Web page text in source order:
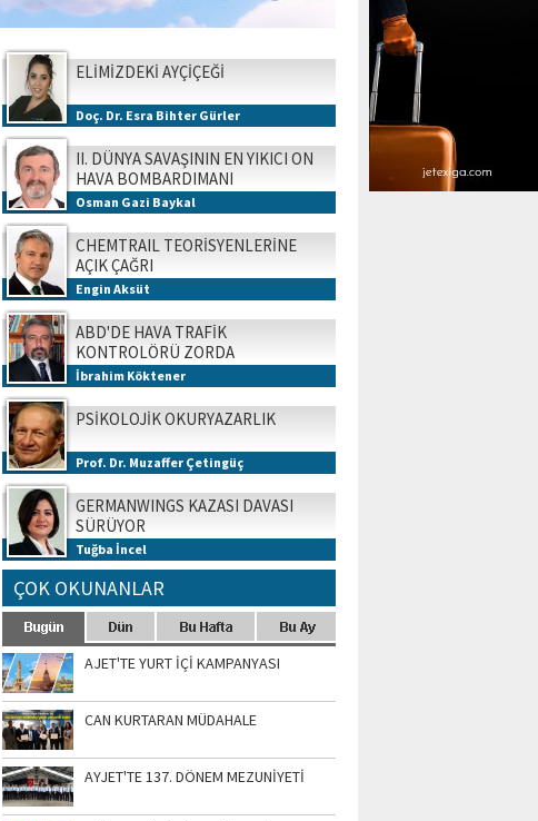
ELİMİZDEKİ AYÇİÇEĞİ
Doç. Dr. Esra Bihter Gürler
II. DÜNYA SAVAŞININ EN YIKICI ON
HAVA BOMBARDIMANI
Osman Gazi Baykal
CHEMTRAIL TEORİSYENLERİNE
AÇIK ÇAĞRI
Engin Aksüt
ABD'DE HAVA TRAFİK
KONTROLÖRÜ ZORDA
İbrahim Köktener
PSİKOLOJİK OKURYAZARLIK
Prof. Dr. Muzaffer Çetingüç
GERMANWINGS KAZASI DAVASI
SÜRÜYOR
Tuğba İncel
ÇOK OKUNANLAR
AJET'TE YURT İÇİ KAMPANYASI
CAN KURTARAN MÜDAHALE
AYJET'TE 137. DÖNEM MEZUNİYETİ